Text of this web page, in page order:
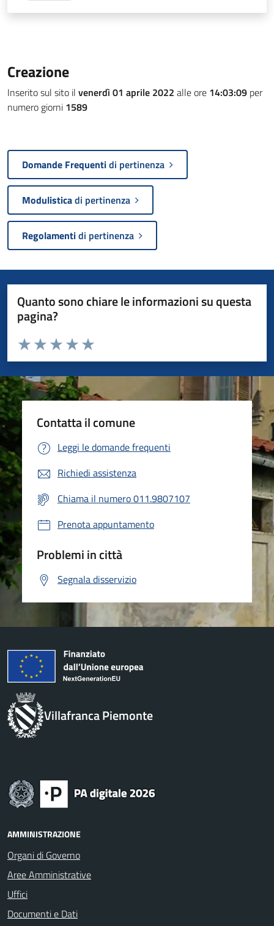
Creazione
Inserito sul sito il venerdì 01 aprile 2022 alle ore 14:03:09 per
numero giorni 1589
Domande Frequentidi pertinenza
Modulisticadi pertinenza
Regolamentidi pertinenza
Quanto sono chiare le informazioni su questa
pagina?
Valuta da 1 a 5 stelle la pagina
Valuta 5 stelle su 5
Valuta 4 stelle su 5
Valuta 3 stelle su 5
Valuta 2 stelle su 5
Valuta 1 stelle su 5
Contatta il comune
Leggi le domande frequenti
Richiedi assistenza
Chiama il numero 011.9807107
Prenota appuntamento
Problemi in città
Segnala disservizio
Villafranca Piemonte
AMMINISTRAZIONE
Organi di Governo
Aree Amministrative
Uffici
Documenti e Dati